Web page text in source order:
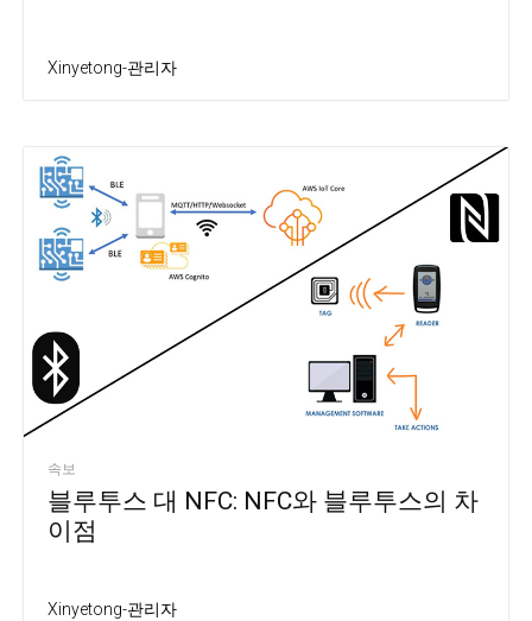
Xinyetong-관리자
속보
블루투스 대 NFC: NFC와 블루투스의 차
이점
Xinyetong-관리자